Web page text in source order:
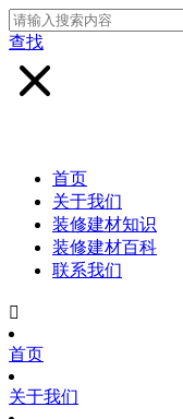
查找
首页
关于我们
装修建材知识
装修建材百科
联系我们

首页
关于我们